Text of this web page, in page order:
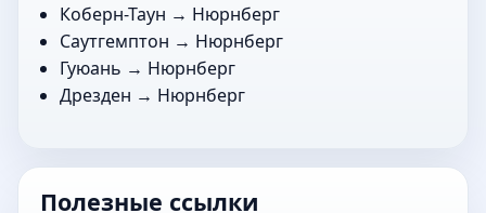
Коберн-Таун → Нюрнберг
Саутгемптон → Нюрнберг
Гуюань → Нюрнберг
Дрезден → Нюрнберг
Полезные ссылки